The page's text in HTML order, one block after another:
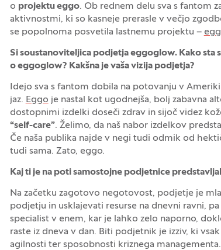
o projektu eggo. Ob rednem delu sva s fantom
aktivnostmi, ki so kasneje prerasle v večjo
se popolnoma posvetila lastnemu projektu –
Si soustanoviteljica podjetja eggoglow. Kako sta
o eggoglow? Kakšna je vaša vizija podjetja?
Idejo sva s fantom dobila na potovanju v
jaz. Eggo je nastal kot ugodnejša, bolj zabavna
dostopnimi izdelki doseči zdrav in sijoč videz
“self-care”. Želimo, da naš nabor izdelkov
Če naša publika najde v negi tudi odmik od
tudi sama. Zato, eggo.
Kaj ti je na poti samostojne podjetnice
Na začetku zagotovo negotovost, podjetje je
podjetju in usklajevati resurse na dnevni ravni,
specialist v enem, kar je lahko zelo naporno,
raste iz dneva v dan. Biti podjetnik je izziv, ki
agilnosti ter sposobnosti kriznega